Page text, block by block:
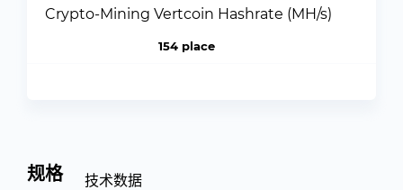
Crypto-Mining Vertcoin Hashrate (MH/s)
154 place
规格 技术数据